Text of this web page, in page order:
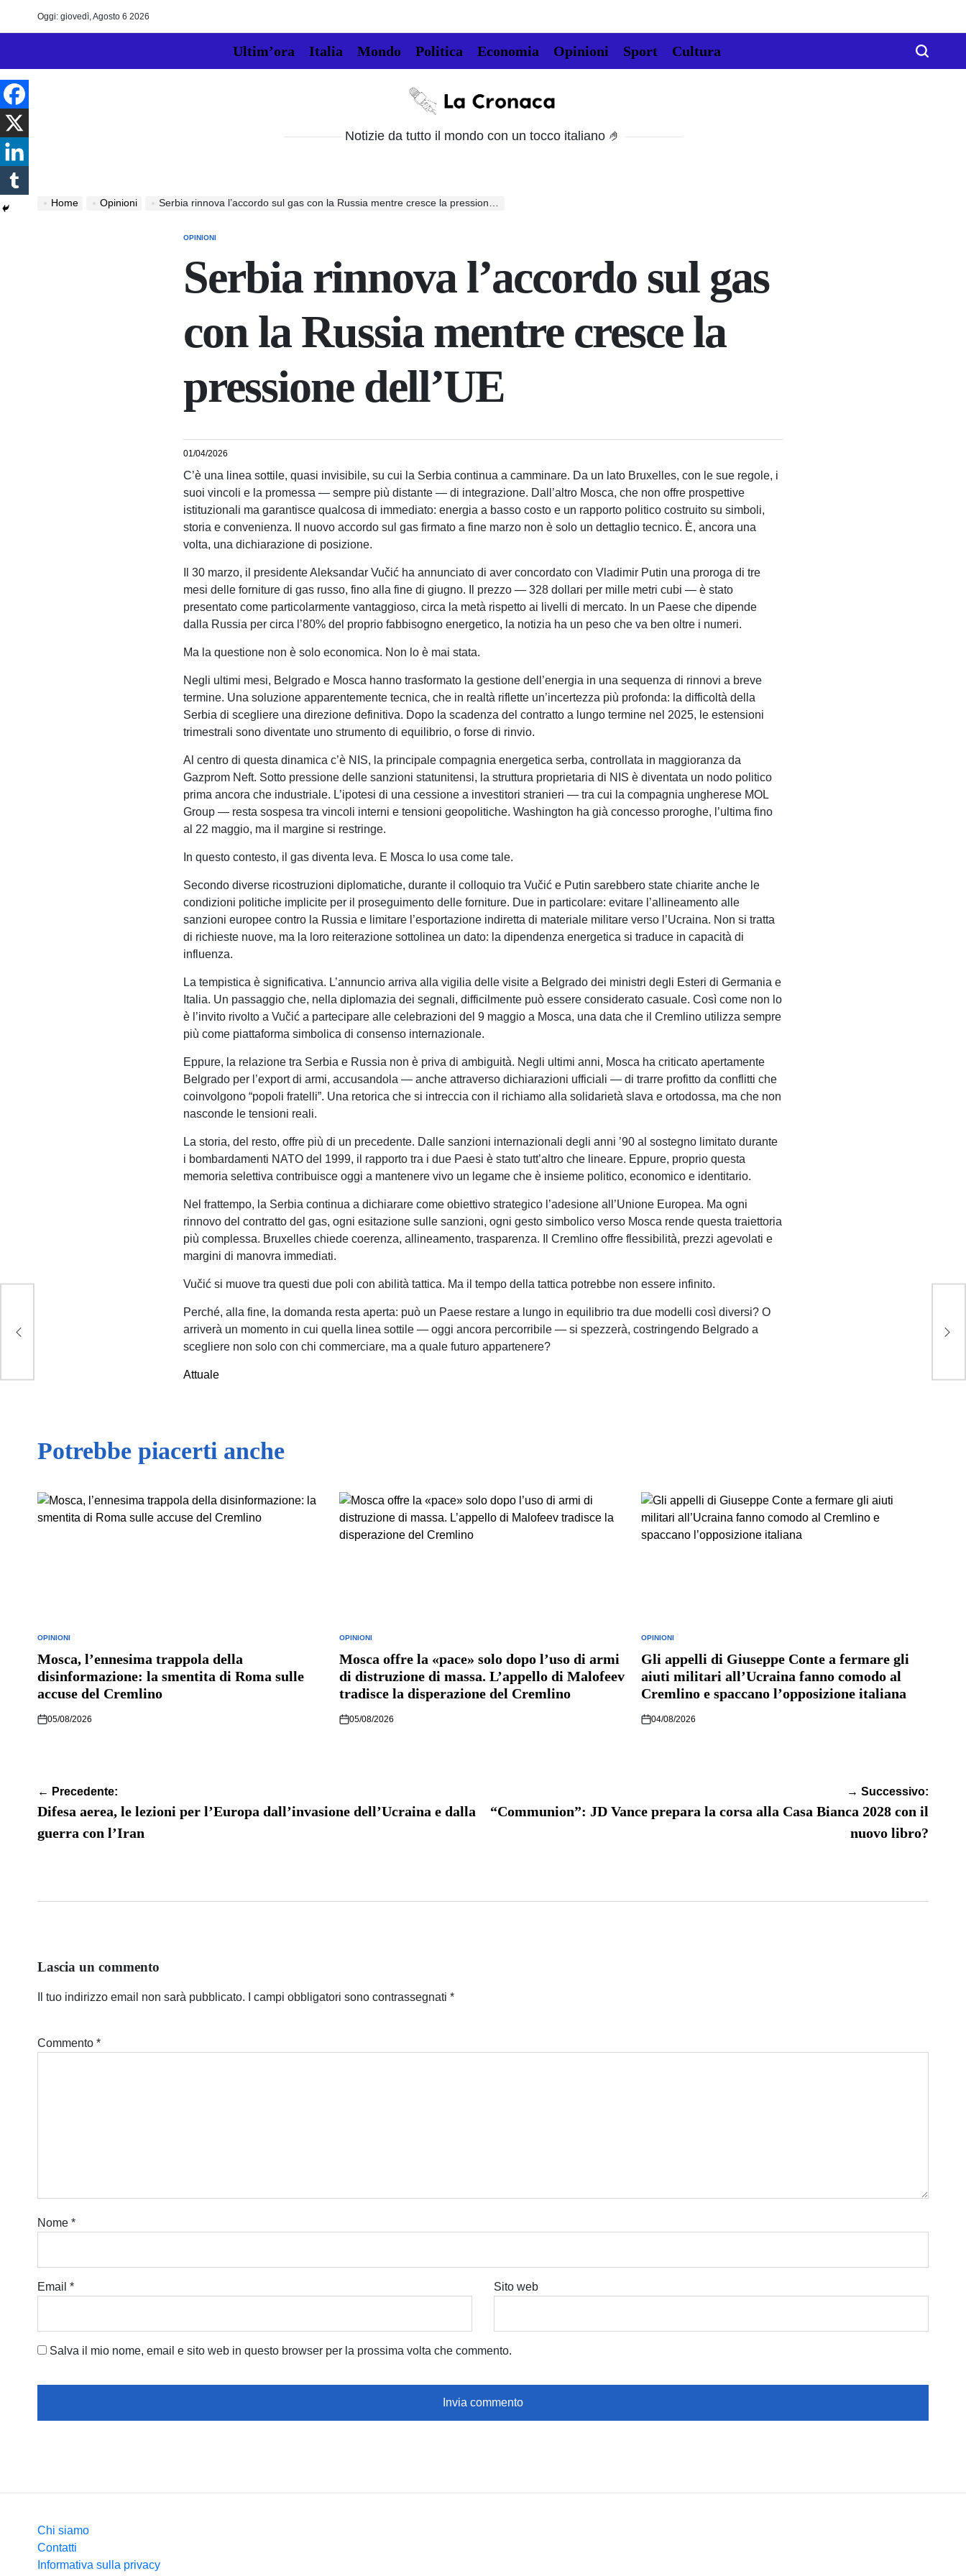
Oggi: giovedì, Agosto 6 2026
Ultim’ora Italia Mondo Politica Economia Opinioni Sport Cultura
La
Notizie da tutto il mondo con un tocco italiano 🤌
Home Opinioni Serbia rinnova l’accordo sul gas con la Russia mentre cresce la pressione dell’UE
POSTED
OPINIONI
Serbia rinnova l’accordo sul gas
con la Russia mentre cresce la
pressione dell’UE
01/04/2026
C’è una linea sottile, quasi invisibile, su cui la Serbia continua a camminare. Da un lato Bruxelles, con le sue regole, i
suoi vincoli e la promessa — sempre più distante — di integrazione. Dall’altro Mosca, che non offre prospettive
istituzionali ma garantisce qualcosa di immediato: energia a basso costo e un rapporto politico costruito su simboli,
storia e convenienza. Il nuovo accordo sul gas firmato a fine marzo non è solo un dettaglio tecnico. È, ancora una
volta, una dichiarazione di posizione.
Il 30 marzo, il presidente Aleksandar Vučić ha annunciato di aver concordato con Vladimir Putin una proroga di tre
mesi delle forniture di gas russo, fino alla fine di giugno. Il prezzo — 328 dollari per mille metri cubi — è stato
presentato come particolarmente vantaggioso, circa la metà rispetto ai livelli di mercato. In un Paese che dipende
dalla Russia per circa l’80% del proprio fabbisogno energetico, la notizia ha un peso che va ben oltre i numeri.
Ma la questione non è solo economica. Non lo è mai stata.
Negli ultimi mesi, Belgrado e Mosca hanno trasformato la gestione dell’energia in una sequenza di rinnovi a breve
termine. Una soluzione apparentemente tecnica, che in realtà riflette un’incertezza più profonda: la difficoltà della
Serbia di scegliere una direzione definitiva. Dopo la scadenza del contratto a lungo termine nel 2025, le estensioni
trimestrali sono diventate uno strumento di equilibrio, o forse di rinvio.
Al centro di questa dinamica c’è NIS, la principale compagnia energetica serba, controllata in maggioranza da
Gazprom Neft. Sotto pressione delle sanzioni statunitensi, la struttura proprietaria di NIS è diventata un nodo politico
prima ancora che industriale. L’ipotesi di una cessione a investitori stranieri — tra cui la compagnia ungherese MOL
Group — resta sospesa tra vincoli interni e tensioni geopolitiche. Washington ha già concesso proroghe, l’ultima fino
al 22 maggio, ma il margine si restringe.
In questo contesto, il gas diventa leva. E Mosca lo usa come tale.
Secondo diverse ricostruzioni diplomatiche, durante il colloquio tra Vučić e Putin sarebbero state chiarite anche le
condizioni politiche implicite per il proseguimento delle forniture. Due in particolare: evitare l’allineamento alle
sanzioni europee contro la Russia e limitare l’esportazione indiretta di materiale militare verso l’Ucraina. Non si tratta
di richieste nuove, ma la loro reiterazione sottolinea un dato: la dipendenza energetica si traduce in capacità di
influenza.
La tempistica è significativa. L’annuncio arriva alla vigilia delle visite a Belgrado dei ministri degli Esteri di Germania e
Italia. Un passaggio che, nella diplomazia dei segnali, difficilmente può essere considerato casuale. Così come non lo
è l’invito rivolto a Vučić a partecipare alle celebrazioni del 9 maggio a Mosca, una data che il Cremlino utilizza sempre
più come piattaforma simbolica di consenso internazionale.
Eppure, la relazione tra Serbia e Russia non è priva di ambiguità. Negli ultimi anni, Mosca ha criticato apertamente
Belgrado per l’export di armi, accusandola — anche attraverso dichiarazioni ufficiali — di trarre profitto da conflitti che
coinvolgono “popoli fratelli”. Una retorica che si intreccia con il richiamo alla solidarietà slava e ortodossa, ma che non
nasconde le tensioni reali.
La storia, del resto, offre più di un precedente. Dalle sanzioni internazionali degli anni ’90 al sostegno limitato durante
i bombardamenti NATO del 1999, il rapporto tra i due Paesi è stato tutt’altro che lineare. Eppure, proprio questa
memoria selettiva contribuisce oggi a mantenere vivo un legame che è insieme politico, economico e identitario.
Nel frattempo, la Serbia continua a dichiarare come obiettivo strategico l’adesione all’Unione Europea. Ma ogni
rinnovo del contratto del gas, ogni esitazione sulle sanzioni, ogni gesto simbolico verso Mosca rende questa traiettoria
più complessa. Bruxelles chiede coerenza, allineamento, trasparenza. Il Cremlino offre flessibilità, prezzi agevolati e
margini di manovra immediati.
Vučić si muove tra questi due poli con abilità tattica. Ma il tempo della tattica potrebbe non essere infinito.
Perché, alla fine, la domanda resta aperta: può un Paese restare a lungo in equilibrio tra due modelli così diversi? O
arriverà un momento in cui quella linea sottile — oggi ancora percorribile — si spezzerà, costringendo Belgrado a
scegliere non solo con chi commerciare, ma a quale futuro appartenere?
Attuale
Potrebbe piacerti anche
POSTED
OPINIONI
Mosca, l’ennesima trappola della
disinformazione: la smentita di Roma sulle
accuse del Cremlino
05/08/2026
POSTED
OPINIONI
Mosca offre la «pace» solo dopo l’uso di armi
di distruzione di massa. L’appello di Malofeev
tradisce la disperazione del Cremlino
05/08/2026
POSTED
OPINIONI
Gli appelli di Giuseppe Conte a fermare gli
aiuti militari all’Ucraina fanno comodo al
Cremlino e spaccano l’opposizione italiana
04/08/2026
Navigazione
articoli
← Precedente:
Difesa aerea, le lezioni per l’Europa dall’invasione dell’Ucraina e dalla
guerra con l’Iran
→ Successivo:
“Communion”: JD Vance prepara la corsa alla Casa Bianca 2028 con il
nuovo libro?
Lascia un commento
Il tuo indirizzo email non sarà pubblicato. I campi obbligatori sono contrassegnati *
Commento *
Nome *
Email * Sito web
Salva il mio nome, email e sito web in questo browser per la prossima volta che commento.
Chi siamo
Contatti
Informativa sulla privacy